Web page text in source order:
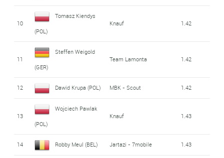
10
Tomasz Kiendys
(POL)
Knauf 1.42
11
Steffen Weigold
(GER)
Team Lamonta 1.42
12 Dawid Krupa (POL) MBK - Scout 1.42
13
Wojciech Pawlak
(POL)
Knauf 1.43
14 Robby Meul (BEL) Jartazi - 7mobile 1.43